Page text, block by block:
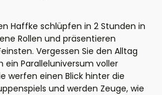
Haffke schlüpfen in 2 Stunden in
Rollen und präsentieren
Vergessen Sie den Alltag
Paralleluniversum voller
werfen einen Blick hinter die
und werden Zeuge, wie